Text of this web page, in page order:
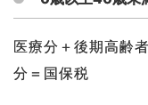
医療分＋後期高齢
分＝国保税